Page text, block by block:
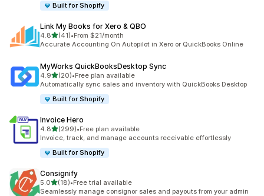
Built for Shopify
Link My Books for Xero & QBO
4.8เต็ม 5 ดาว
(41)
ทั้งหมด 41 รีวิว
•From $21/month
Accurate Accounting On Autopilot in Xero or QuickBooks Online
MyWorks QuickBooksDesktop Sync
4.9เต็ม 5 ดาว
(20)
ทั้งหมด 20 รีวิว
•Free plan available
Automatically sync sales and inventory with QuickBooks Desktop
Built for Shopify
Invoice Hero
4.8เต็ม 5 ดาว
(299)
ทั้งหมด 299 รีวิว
•Free plan available
Invoice, track, and manage accounts receivable effortlessly
Built for Shopify
Consignify
5.0เต็ม 5 ดาว
(18)
ทั้งหมด 18 รีวิว
•Free trial available
Seamlessly manage consignor sales and payouts from your admin